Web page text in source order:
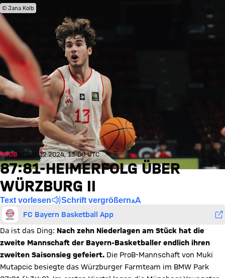
© Jana Kolb
PROB So., 22.12.2024, 13:00 UTC
87:81-HEIMERFOLG ÜBER
WÜRZBURG II
Text vorlesen Schrift vergrößern
FC Bayern Basketball App
Da ist das Ding: Nach zehn Niederlagen am Stück hat die
zweite Mannschaft der Bayern-Basketballer endlich ihren
zweiten Saisonsieg gefeiert. Die ProB-Mannschaft von Muki
Mutapcic besiegte das Würzburger Farmteam im BMW Park